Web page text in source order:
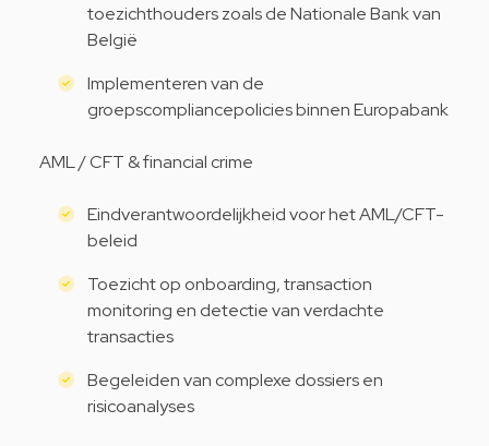
toezichthouders zoals de Nationale Bank van
België
Implementeren van de
groepscompliancepolicies binnen Europabank
AML / CFT & financial crime
Eindverantwoordelijkheid voor het AML/CFT-
beleid
Toezicht op onboarding, transaction
monitoring en detectie van verdachte
transacties
Begeleiden van complexe dossiers en
risicoanalyses